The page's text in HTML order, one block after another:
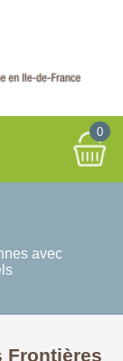
0
Frontières